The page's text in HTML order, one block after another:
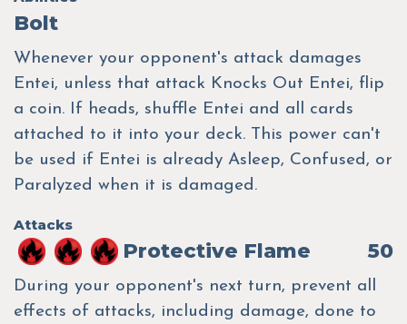
Bolt
Whenever your opponent's attack damages
Entei, unless that attack Knocks Out Entei, flip
a coin. If heads, shuffle Entei and all cards
attached to it into your deck. This power can't
be used if Entei is already Asleep, Confused, or
Paralyzed when it is damaged.
Attacks
Protective Flame 50
During your opponent's next turn, prevent all
effects of attacks, including damage, done to